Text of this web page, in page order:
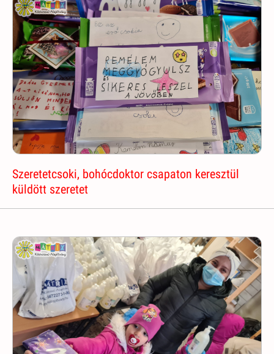
Szeretetcsoki, bohócdoktor csapaton keresztül
küldött szeretet